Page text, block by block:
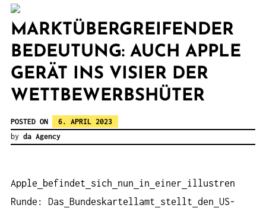
MARKTÜBERGREIFENDER
BEDEUTUNG: AUCH APPLE
GERÄT INS VISIER DER
WETTBEWERBSHÜTER
POSTED ON
6. APRIL 2023
by da Agency
Apple befindet sich nun in einer
illustren
Runde: Das Bundeskartellamt stellt den US-